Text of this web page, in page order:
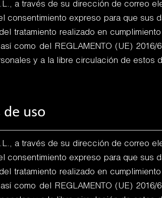
a través de su dirección de correo
consentimiento expreso para que
tratamiento realizado en
como del REGLAMENTO (UE)
y a la libre circulación de estos
de uso
a través de su dirección de correo
consentimiento expreso para que
tratamiento realizado en
como del REGLAMENTO (UE)